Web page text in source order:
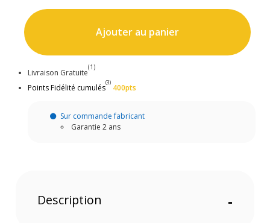
Ajouter au panier
Livraison Gratuite
(1)
Points Fidélité cumulés
(3)
400pts
Sur commande fabricant
Garantie 2 ans
Description -